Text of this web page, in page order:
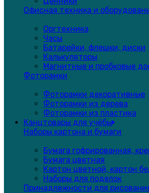
Офисная техника и
Оргтехника
Часы
Батарейки, флешки, диски
Калькуляторы
Магнитные и пробковые
Фоторамки
Фоторамки декоративные
Фоторамки из дерева
Фоторамки из пластика
Канцтовары для учёбы
Наборы картона и бумаги
Бумага гофрированная,
Бумага цветная
Картон цветной, картон
Наборы для поделок
Принадлежности для